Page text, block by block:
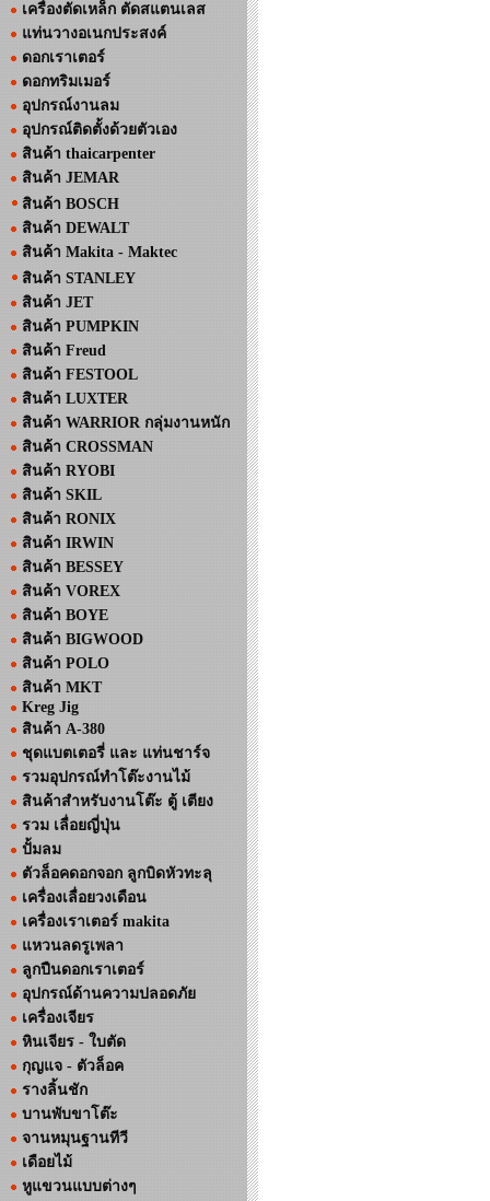
เครื่องตัดเหล็ก ตัดสแตนเลส
แท่นวางอเนกประสงค์
ดอกเราเตอร์
ดอกทริมเมอร์
อุปกรณ์งานลม
อุปกรณ์ติดตั้งด้วยตัวเอง
สินค้า thaicarpenter
สินค้า JEMAR
สินค้า BOSCH
สินค้า DEWALT
สินค้า Makita - Maktec
สินค้า STANLEY
สินค้า JET
สินค้า PUMPKIN
สินค้า Freud
สินค้า FESTOOL
สินค้า LUXTER
สินค้า WARRIOR กลุ่มงานหนัก
สินค้า CROSSMAN
สินค้า RYOBI
สินค้า SKIL
สินค้า RONIX
สินค้า IRWIN
สินค้า BESSEY
สินค้า VOREX
สินค้า BOYE
สินค้า BIGWOOD
สินค้า POLO
สินค้า MKT
Kreg Jig
สินค้า A-380
ชุดแบตเตอรี่ และ แท่นชาร์จ
รวมอุปกรณ์ทำโต๊ะงานไม้
สินค้าสำหรับงานโต๊ะ ตู้ เตียง
รวม เลื่อยญี่ปุ่น
ปั้มลม
ตัวล็อคดอกจอก ลูกบิดหัวทะลุ
เครื่องเลื่อยวงเดือน
เครื่องเราเตอร์ makita
แหวนลดรูเพลา
ลูกปืนดอกเราเตอร์
อุปกรณ์ด้านความปลอดภัย
เครื่องเจียร
หินเจียร - ใบตัด
กุญแจ - ตัวล็อค
รางลิ้นชัก
บานพับขาโต๊ะ
จานหมุนฐานทีวี
เดือยไม้
หูแขวนแบบต่างๆ